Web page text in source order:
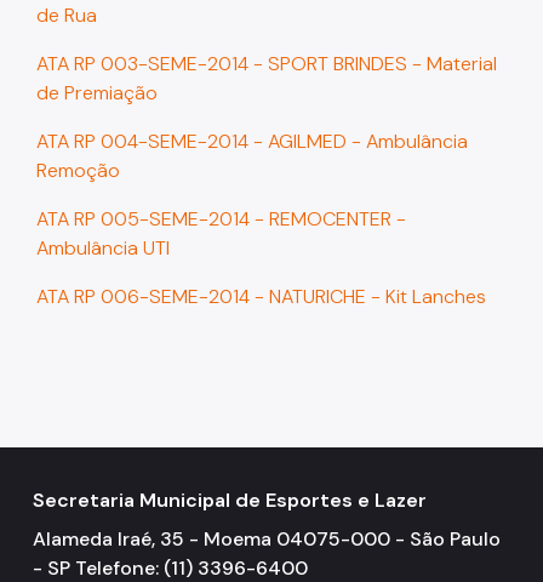
de Rua
ATA RP 003-SEME-2014 - SPORT BRINDES - Material
de Premiação
ATA RP 004-SEME-2014 - AGILMED - Ambulância
Remoção
ATA RP 005-SEME-2014 - REMOCENTER -
Ambulância UTI
ATA RP 006-SEME-2014 - NATURICHE - Kit Lanches
Secretaria Municipal de Esportes e Lazer
Alameda Iraé, 35 - Moema 04075-000 - São Paulo
- SP Telefone: (11) 3396-6400